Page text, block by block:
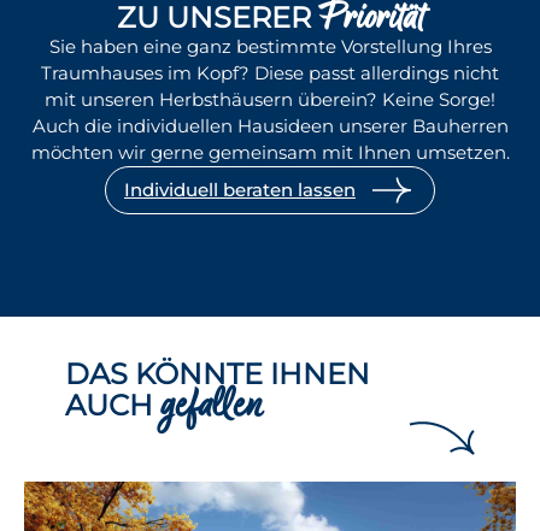
ZU UNSERERPriorität
Sie haben eine ganz bestimmte Vorstellung Ihres
Traumhauses im Kopf? Diese passt allerdings nicht
mit unseren Herbsthäusern überein? Keine Sorge!
Auch die individuellen Hausideen unserer Bauherren
möchten wir gerne gemeinsam mit Ihnen umsetzen.
Individuell beraten lassen
DAS KÖNNTE IHNEN
AUCH gefallen